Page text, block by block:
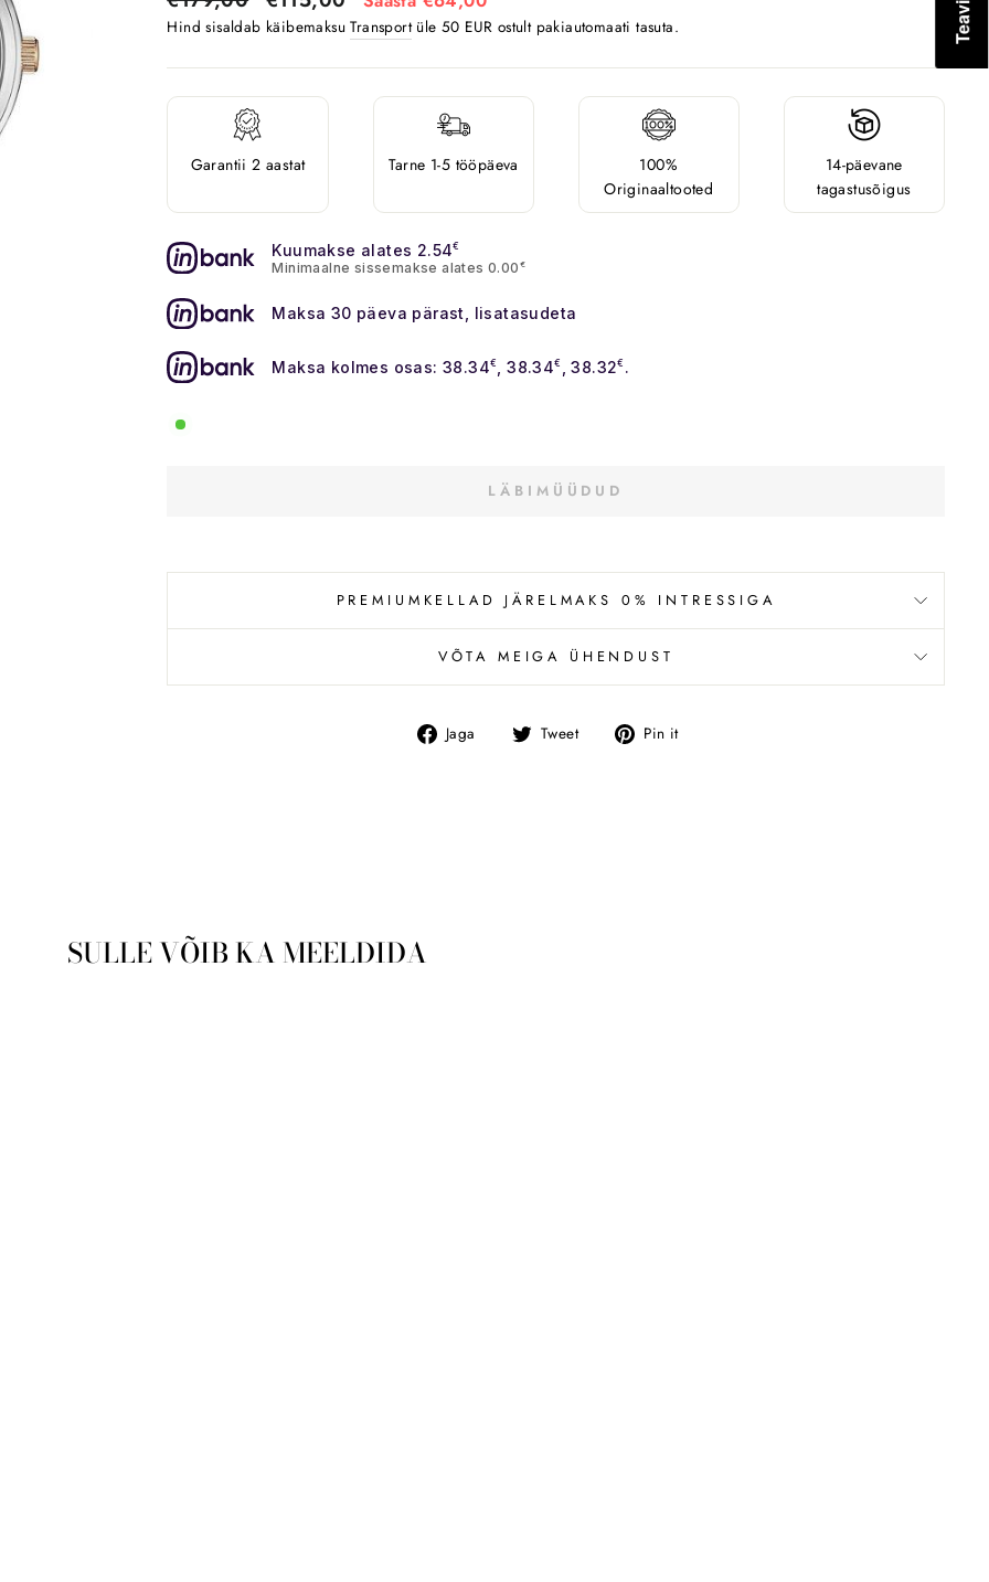
Hind sisaldab käibemaksuTransportüle 50 EUR ostult pakiautomaati tasuta.
Garantii 2 aastat Tarne 1-5 tööpäeva
100%
Originaaltooted
14-päevane
tagastusõigus
Kuumakse alates 2.54€
Minimaalne sissemakse alates 0.00 €
Maksa 30 päeva pärast, lisatasudeta
Maksa kolmes osas: 38.34€ , 38.34€ , 38.32€ .
LÄBIMÜÜDUD
PREMIUMKELLAD JÄRELMAKS 0% INTRESSIGA
VÕTA MEIGA ÜHENDUST
Jaga
Jaga
Tweet Tweet Pin it
SULLE VÕIB KA MEELDIDA